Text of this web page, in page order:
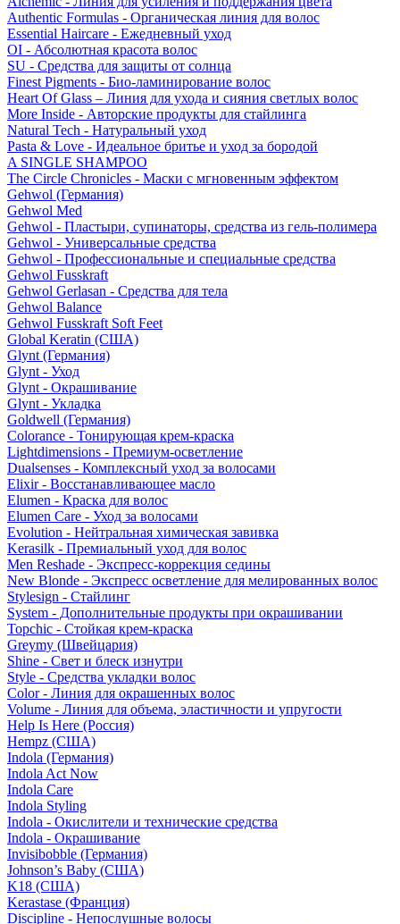
Authentic Formulas - Органическая линия для волос
Essential Haircare - Eжедневный уход
OI - Абсолютная красота волос
SU - Средства для защиты от солнца
Finest Pigments - Био-ламинирование волос
Heart Of Glass – Линия для ухода и сияния светлых волос
More Inside - Авторские продукты для стайлинга
Natural Tech - Натуральный уход
Pasta & Love - Идеальное бритье и уход за бородой
A SINGLE SHAMPOO
The Circle Chronicles - Маски с мгновенным эффектом
Gehwol (Германия)
Gehwol Med
Gehwol - Пластыри, супинаторы, средства из гель-полимера
Gehwol - Универсальные средства
Gehwol - Профессиональные и специальные средства
Gehwol Fusskraft
Gehwol Gerlasan - Средства для тела
Gehwol Balance
Gehwol Fusskraft Soft Feet
Global Keratin (США)
Glynt (Германия)
Glynt - Уход
Glynt - Окрашивание
Glynt - Укладка
Goldwell (Германия)
Colorance - Тонирующая крем-краска
Lightdimensions - Премиум-осветление
Dualsenses - Комплексный уход за волосами
Elixir - Восстанавливающее масло
Elumen - Краска для волос
Elumen Care - Уход за волосами
Evolution - Нейтральная химическая завивка
Kerasilk - Премиальный уход для волос
Men Reshade - Экспресс-коррекция седины
New Blonde - Экспресс осветление для мелированных волос
Stylesign - Стайлинг
System - Дополнительные продукты при окрашивании
Topchic - Стойкая крем-краска
Greymy (Швейцария)
Shine - Свет и блеск изнутри
Style - Средства укладки волос
Color - Линия для окрашенных волос
Volume - Линия для объема, эластичности и упругости
Help Is Here (Россия)
Hempz (США)
Indola (Германия)
Indola Act Now
Indola Care
Indola Styling
Indola - Окислители и технические средства
Indola - Окрашивание
Invisibobble (Германия)
Johnson’s Baby (США)
K18 (США)
Kerastase (Франция)
Discipline - Непослушные волосы